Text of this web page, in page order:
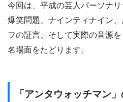
今回は、平成の芸人パーソナ
爆笑問題、ナインティナイン
フの証言、そして実際の音源
名場面をたどります。
「アンタウォッチマン